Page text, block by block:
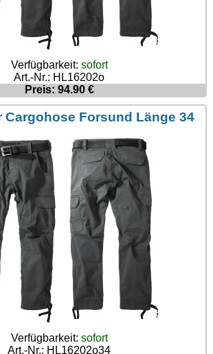
Verfügbarkeit: sofort
Art.-Nr.: HL16202o
Preis: 94.90 €
Cargohose Forsund Länge 34
Verfügbarkeit: sofort
Art.-Nr.: HL16202o34